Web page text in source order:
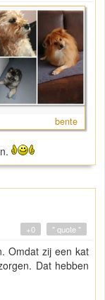
bente
" quote "
+0
Omdat zij een kat
Dat hebben